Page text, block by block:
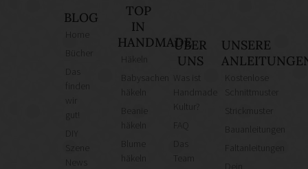
BLOG
finden
gut!
News
TOP
IN
HANDMADE
häkeln
häkeln
ÜBER
UNS
Was ist
Kultur?
Das
Team
UNSERE
Kostenlose
Schnittmuster
Strickmuster
Bauanleitungen
Faltanleitungen